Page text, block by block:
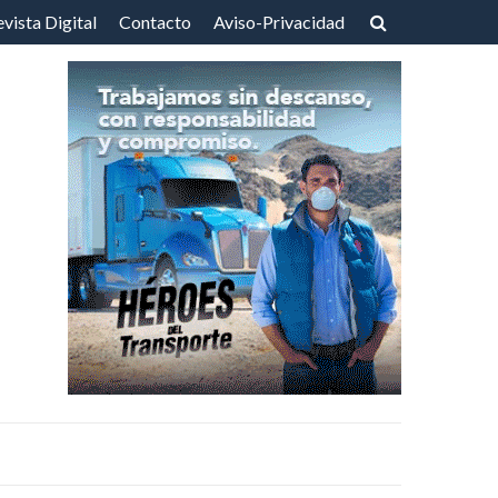
Digital Contacto Aviso-Privacidad